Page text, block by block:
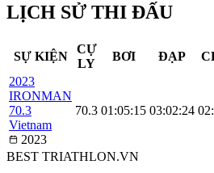
LỊCH SỬ THI ĐẤU
SỰ KIỆN
CỰ
LY
BƠI ĐẠP
2023
IRONMAN
70.3
Vietnam
2023
70.3 01:05:15 03:02:24
BEST TRIATHLON.VN